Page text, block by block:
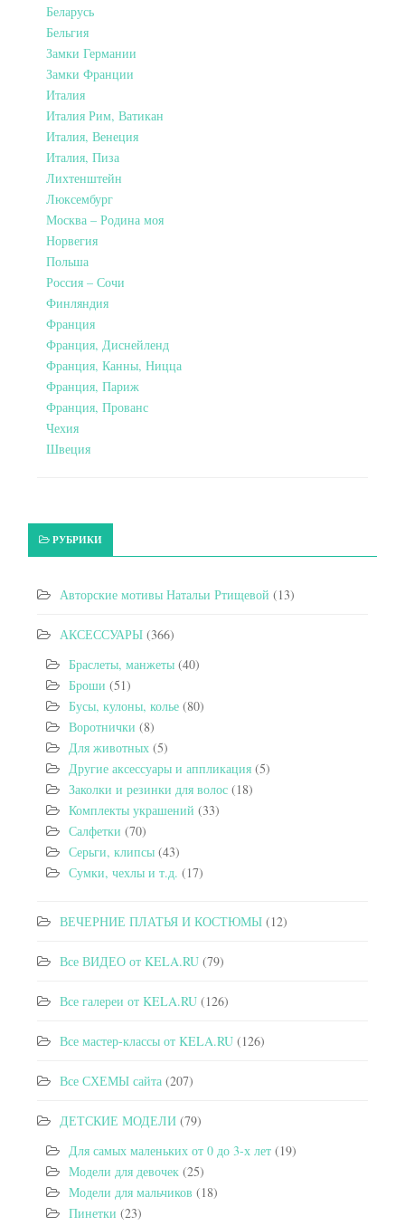
Беларусь
Бельгия
Замки Германии
Замки Франции
Италия
Италия Рим, Ватикан
Италия, Венеция
Италия, Пиза
Лихтенштейн
Люксембург
Москва – Родина моя
Норвегия
Польша
Россия – Сочи
Финляндия
Франция
Франция, Диснейленд
Франция, Канны, Ницца
Франция, Париж
Франция, Прованс
Чехия
Швеция
РУБРИКИ
Авторские мотивы Натальи Ртищевой (13)
АКСЕССУАРЫ (366)
Браслеты, манжеты (40)
Броши (51)
Бусы, кулоны, колье (80)
Воротнички (8)
Для животных (5)
Другие аксессуары и аппликация (5)
Заколки и резинки для волос (18)
Комплекты украшений (33)
Салфетки (70)
Серьги, клипсы (43)
Сумки, чехлы и т.д. (17)
ВЕЧЕРНИЕ ПЛАТЬЯ И КОСТЮМЫ (12)
Все ВИДЕО от KELA.RU (79)
Все галереи от KELA.RU (126)
Все мастер-классы от KELA.RU (126)
Все СХЕМЫ сайта (207)
ДЕТСКИЕ МОДЕЛИ (79)
Для самых маленьких от 0 до 3-х лет (19)
Модели для девочек (25)
Модели для мальчиков (18)
Пинетки (23)